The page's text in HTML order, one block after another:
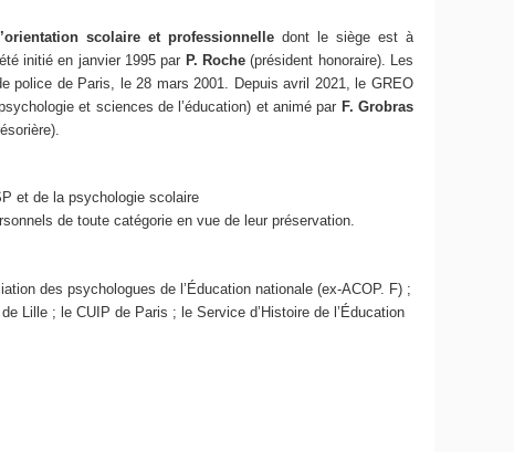
scolaire et professionnelle dont le siège est à
initié en janvier 1995 par P. Roche(président honoraire). Les
police de Paris, le 28 mars 2001. Depuis avril 2021, le GREO
et sciences de l’éducation) et animé par F. Grobras
et de la psychologie scolaire
de toute catégorie en vue de leur préservation.
des psychologues de l’Éducation nationale (ex-ACOP. F) ;
Lille ; le CUIP de Paris ; le Service d’Histoire de l’Éducation